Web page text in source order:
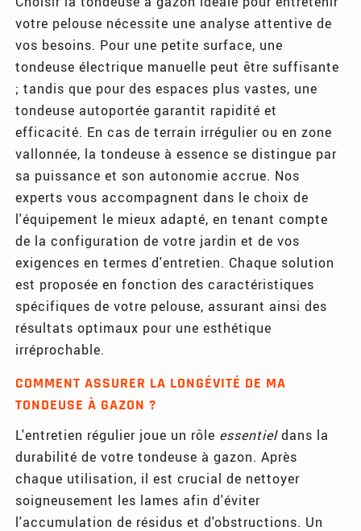
votre pelouse nécessite une analyse attentive de
vos besoins. Pour une petite surface, une
tondeuse électrique manuelle peut être suffisante
; tandis que pour des espaces plus vastes, une
tondeuse autoportée garantit rapidité et
efficacité. En cas de terrain irrégulier ou en zone
vallonnée, la tondeuse à essence se distingue par
sa puissance et son autonomie accrue. Nos
experts vous accompagnent dans le choix de
l'équipement le mieux adapté, en tenant compte
de la configuration de votre jardin et de vos
exigences en termes d'entretien. Chaque solution
est proposée en fonction des caractéristiques
spécifiques de votre pelouse, assurant ainsi des
résultats optimaux pour une esthétique
irréprochable.
COMMENT ASSURER LA LONGÉVITÉ DE MA
TONDEUSE À GAZON ?
L'entretien régulier joue un rôle essentieldans la
durabilité de votre tondeuse à gazon. Après
chaque utilisation, il est crucial de nettoyer
soigneusement les lames afin d'éviter
l'accumulation de résidus et d'obstructions. Un